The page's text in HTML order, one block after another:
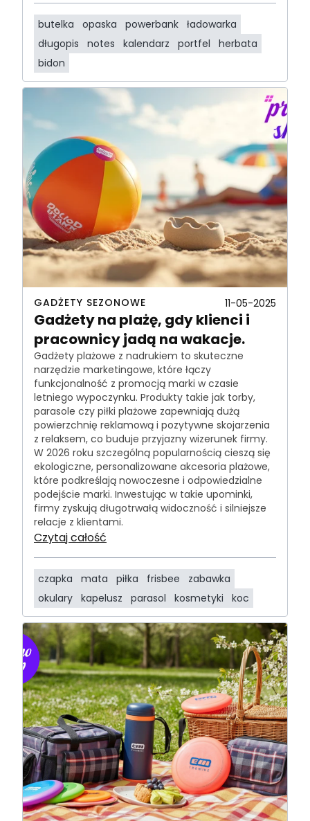
butelka opaska powerbank ładowarka
długopis
notes kalendarz portfel
herbata
bidon
GADŻETY SEZONOWE 11-05-2025
Gadżety na plażę, gdy klienci i
pracownicy jadą na wakacje.
Gadżety plażowe z nadrukiem to skuteczne
narzędzie marketingowe, które łączy
funkcjonalność z promocją marki w czasie
letniego wypoczynku. Produkty takie jak torby,
parasole czy piłki plażowe zapewniają dużą
powierzchnię reklamową i pozytywne skojarzenia
z relaksem, co buduje przyjazny wizerunek firmy.
W 2026 roku szczególną popularnością cieszą się
ekologiczne, personalizowane akcesoria plażowe,
które podkreślają nowoczesne i odpowiedzialne
podejście marki. Inwestując w takie upominki,
firmy zyskują długotrwałą widoczność i silniejsze
relacje z klientami.
Czytaj całość
czapka mata piłka frisbee
zabawka
okulary kapelusz parasol kosmetyki koc